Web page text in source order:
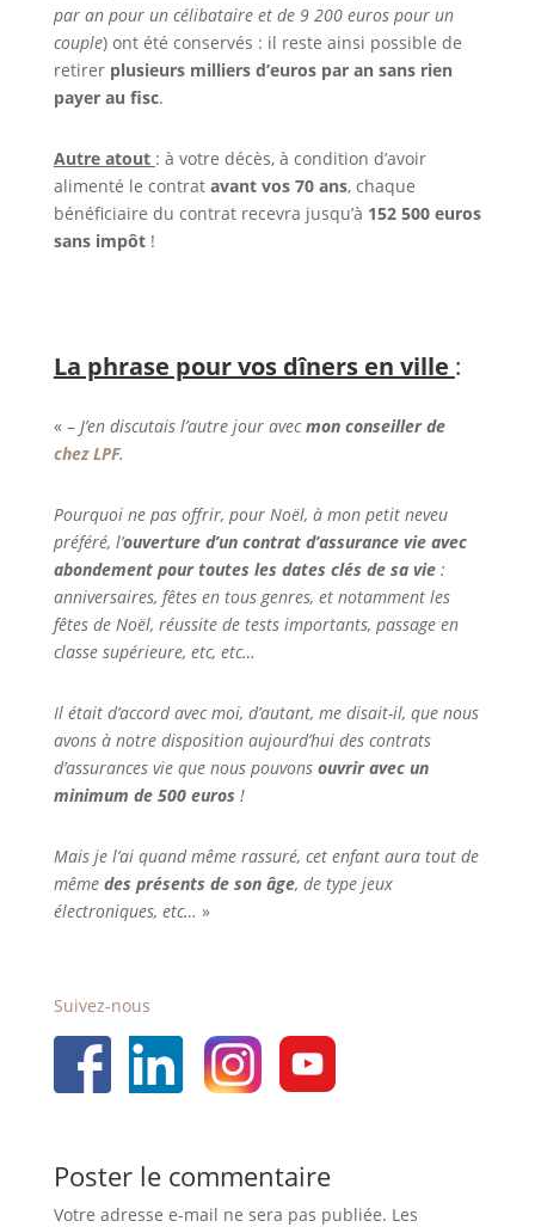
par an pour un célibataire et de 9 200 euros pour un
couple) ont été conservés : il reste ainsi possible de
retirer plusieurs milliers d’euros par an sans rien
payer au fisc.
Autre atout : à votre décès, à condition d’avoir
alimenté le contrat avant vos 70 ans, chaque
bénéficiaire du contrat recevra jusqu’à 152 500 euros
sans impôt!
La phrase pour vos dîners en ville :
« – J’en discutais l’autre jour avecmon conseiller de
chez LPF.
Pourquoi ne pas offrir, pour Noël, à mon petit neveu
préféré, l’ouverture d’un contrat d’assurance vie avec
abondement pour toutes les dates clés de sa vie:
anniversaires, fêtes en tous genres, et notamment les
fêtes de Noël, réussite de tests importants, passage en
classe supérieure, etc, etc…
Il était d’accord avec moi, d’autant, me disait-il, que nous
avons à notre disposition aujourd’hui des contrats
d’assurances vie que nous pouvons ouvrir avec un
minimum de 500 euros !
Mais je l’ai quand même rassuré, cet enfant aura tout de
même des présents de son âge, de type jeux
électroniques, etc… »
Suivez-nous
Poster le commentaire
Votre adresse e-mail ne sera pas publiée. Les